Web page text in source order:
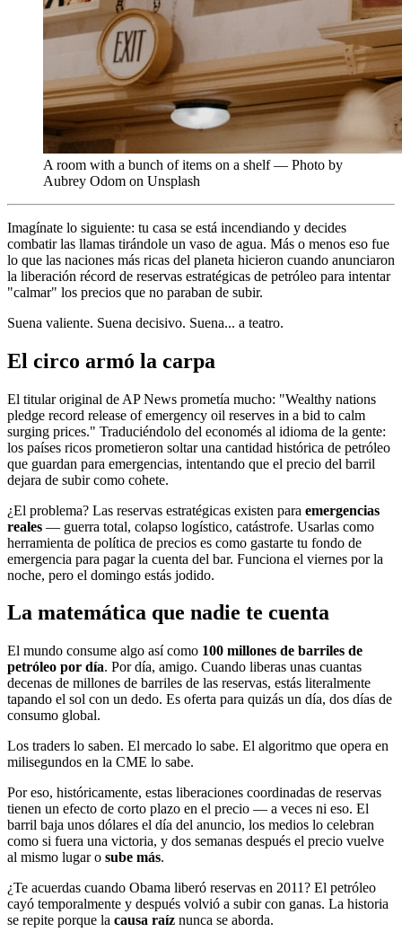
A room with a bunch of items on a shelf — Photo by
Aubrey Odom on Unsplash
Imagínate lo siguiente: tu casa se está incendiando y decides
combatir las llamas tirándole un vaso de agua. Más o menos eso fue
lo que las naciones más ricas del planeta hicieron cuando anunciaron
la liberación récord de reservas estratégicas de petróleo para intentar
"calmar" los precios que no paraban de subir.
Suena valiente. Suena decisivo. Suena... a teatro.
El circo armó la carpa
El titular original de AP News prometía mucho: "Wealthy nations
pledge record release of emergency oil reserves in a bid to calm
surging prices." Traduciéndolo del economés al idioma de la gente:
los países ricos prometieron soltar una cantidad histórica de petróleo
que guardan para emergencias, intentando que el precio del barril
dejara de subir como cohete.
¿El problema? Las reservas estratégicas existen para emergencias
reales — guerra total, colapso logístico, catástrofe. Usarlas como
herramienta de política de precios es como gastarte tu fondo de
emergencia para pagar la cuenta del bar. Funciona el viernes por la
noche, pero el domingo estás jodido.
La matemática que nadie te cuenta
El mundo consume algo así como 100 millones de barriles de
petróleo por día. Por día, amigo. Cuando liberas unas cuantas
decenas de millones de barriles de las reservas, estás literalmente
tapando el sol con un dedo. Es oferta para quizás un día, dos días de
consumo global.
Los traders lo saben. El mercado lo sabe. El algoritmo que opera en
milisegundos en la CME lo sabe.
Por eso, históricamente, estas liberaciones coordinadas de reservas
tienen un efecto de corto plazo en el precio — a veces ni eso. El
barril baja unos dólares el día del anuncio, los medios lo celebran
como si fuera una victoria, y dos semanas después el precio vuelve
al mismo lugar o sube más.
¿Te acuerdas cuando Obama liberó reservas en 2011? El petróleo
cayó temporalmente y después volvió a subir con ganas. La historia
se repite porque la causa raíz nunca se aborda.